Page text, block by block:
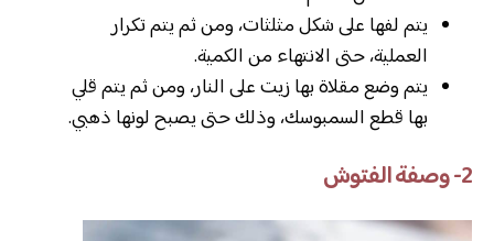
يتم لفها على شكل مثلثات، ومن ثم يتم تكرار
العملية، حتى الانتهاء من الكمية.
يتم وضع مقلاة بها زيت على النار، ومن ثم يتم قلي
بها قطع السمبوسك، وذلك حتى يصبح لونها ذهبي.
2- وصفة الفتوش